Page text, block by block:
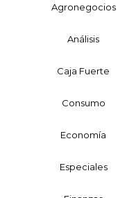
Agronegocios
Análisis
Caja Fuerte
Consumo
Economía
Especiales